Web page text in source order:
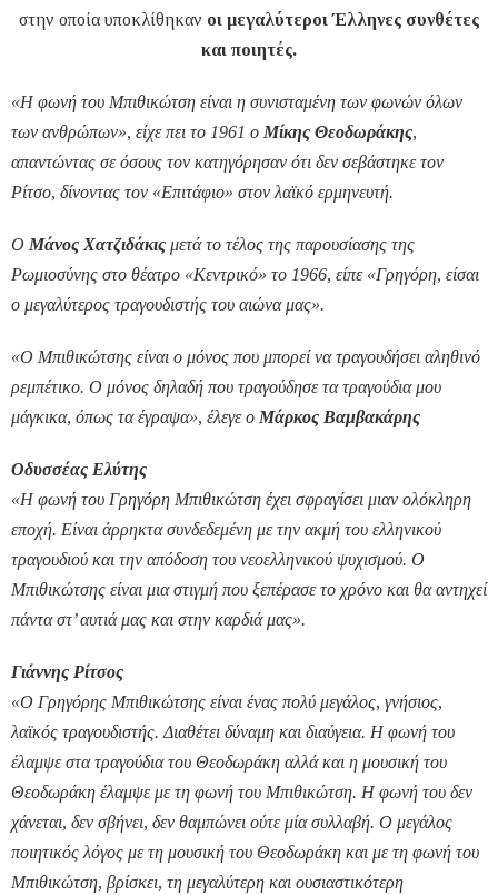
στην οποία υποκλίθηκαν οι μεγαλύτεροι Έλληνες συνθέτες
και ποιητές.
«Η φωνή του Μπιθικώτση είναι η συνισταμένη των φωνών όλων
των ανθρώπων», είχε πει το 1961 ο Μίκης Θεοδωράκης,
απαντώντας σε όσους τον κατηγόρησαν ότι δεν σεβάστηκε τον
Ρίτσο, δίνοντας τον «Επιτάφιο» στον λαϊκό ερμηνευτή.
Ο Μάνος Χατζιδάκις μετά το τέλος της παρουσίασης της
Ρωμιοσύνης στο θέατρο «Κεντρικό» το 1966, είπε «Γρηγόρη, είσαι
ο μεγαλύτερος τραγουδιστής του αιώνα μας».
«Ο Μπιθικώτσης είναι ο μόνος που μπορεί να τραγουδήσει αληθινό
ρεμπέτικο. Ο μόνος δηλαδή που τραγούδησε τα τραγούδια μου
μάγκικα, όπως τα έγραψα», έλεγε ο Μάρκος Βαμβακάρης
Οδυσσέας Ελύτης
«Η φωνή του Γρηγόρη Μπιθικώτση έχει σφραγίσει μιαν ολόκληρη
εποχή. Είναι άρρηκτα συνδεδεμένη με την ακμή του ελληνικού
τραγουδιού και την απόδοση του νεοελληνικού ψυχισμού. Ο
Μπιθικώτσης είναι μια στιγμή που ξεπέρασε το χρόνο και θα αντηχεί
πάντα στ’ αυτιά μας και στην καρδιά μας».
Γιάννης Ρίτσος
«Ο Γρηγόρης Μπιθικώτσης είναι ένας πολύ μεγάλος, γνήσιος,
λαϊκός τραγουδιστής. Διαθέτει δύναμη και διαύγεια. Η φωνή του
έλαμψε στα τραγούδια του Θεοδωράκη αλλά και η μουσική του
Θεοδωράκη έλαμψε με τη φωνή του Μπιθικώτση. Η φωνή του δεν
χάνεται, δεν σβήνει, δεν θαμπώνει ούτε μία συλλαβή. Ο μεγάλος
ποιητικός λόγος με τη μουσική του Θεοδωράκη και με τη φωνή του
Μπιθικώτση, βρίσκει, τη μεγαλύτερη και ουσιαστικότερη